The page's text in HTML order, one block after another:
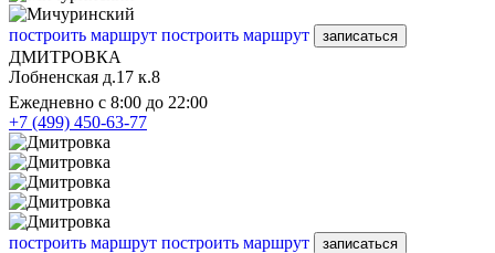
построить маршрут построить маршрут записаться
ДМИТРОВКА
Лобненская д.17 к.8
Ежедневно с 8:00 до 22:00
+7 (499) 450-63-77
построить маршрут построить маршрут записаться